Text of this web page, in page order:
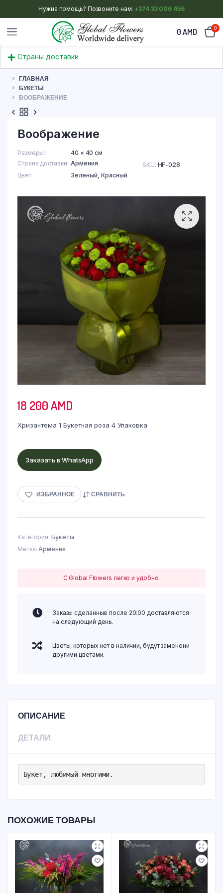
Нужна помощь? Позвоните нам: +374 33 006 456
0 AMD 0
Страны доставки
ГЛАВНАЯ
БУКЕТЫ
ВООБРАЖЕНИЕ
Воображение
Размеры
40 × 40 см
Страна доставки Армения
Цвет
Зеленый, Красный
SKU: HF-028
18 200AMD
Хризантема 1 Букетная роза 4 Упаковка
Заказать в WhatsApp
ИЗБРАННОЕ СРАВНИТЬ
Категория: Букеты
Метка:Армения
С Global Flowers легко и удобно:
Заказы сделанные после 20:00 доставляются
на следующий день.
Цветы, которых нет в наличии, будут заменени
другими цветами.
ОПИСАНИЕ
ДЕТАЛИ
Букет, любимый многими.
ПОХОЖИЕ ТОВАРЫ